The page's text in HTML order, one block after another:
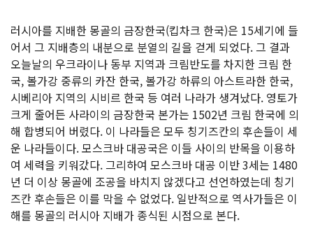
러시아를 지배한 몽골의 금장한국(킵차크 한국)은 15세기에 들
어서 그 지배층의 내분으로 분열의 길을 걷게 되었다. 그 결과
오늘날의 우크라이나 동부 지역과 크림반도를 차지한 크림 한
국, 볼가강 중류의 카잔 한국, 볼가강 하류의 아스트라한 한국,
시베리아 지역의 시비르 한국 등 여러 나라가 생겨났다. 영토가
크게 줄어든 사라이의 금장한국 본가는 1502년 크림 한국에 의
해 합병되어 버렸다. 이 나라들은 모두 칭기즈칸의 후손들이 세
운 나라들이다. 모스크바 대공국은 이들 사이의 반목을 이용하
여 세력을 키워갔다. 그리하여 모스크바 대공 이반 3세는 1480
년 더 이상 몽골에 조공을 바치지 않겠다고 선언하였는데 칭기
즈칸 후손들은 이를 막을 수 없었다. 일반적으로 역사가들은 이
해를 몽골의 러시아 지배가 종식된 시점으로 본다.